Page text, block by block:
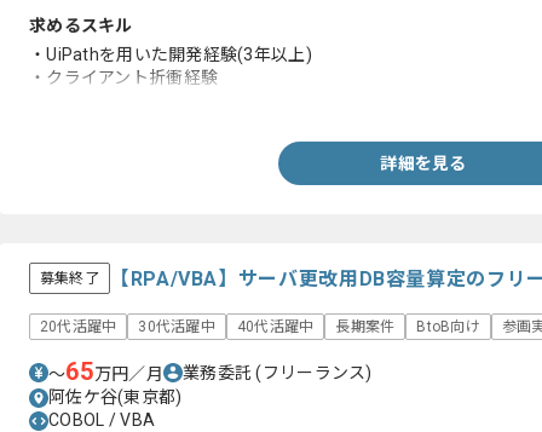
求めるスキル
・UiPathを用いた開発経験(3年以上)
・クライアント折衝経験
詳細を見る
募集終了 【RPA/VBA】サーバ更改用DB容量算定のフリ
20代活躍中 30代活躍中 40代活躍中 長期案件 BtoB向け 参画
〜65万円／月 業務委託(フリーランス)
阿佐ケ谷(東京都)
COBOL / VBA